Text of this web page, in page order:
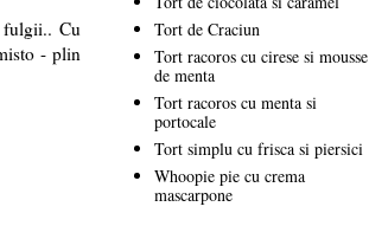
fulgii.. Cu
- plin
Tort de Craciun
Tort racoros cu cirese si mousse
de menta
Tort racoros cu menta si
portocale
Tort simplu cu frisca si piersici
Whoopie pie cu crema
mascarpone